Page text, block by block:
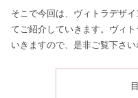
そこで今回は、ヴィトラデザ
てご紹介していきます。ヴィ
いきますので、是非ご覧下さい